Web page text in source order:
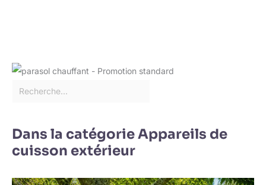
Dans la catégorie Appareils de
cuisson extérieur